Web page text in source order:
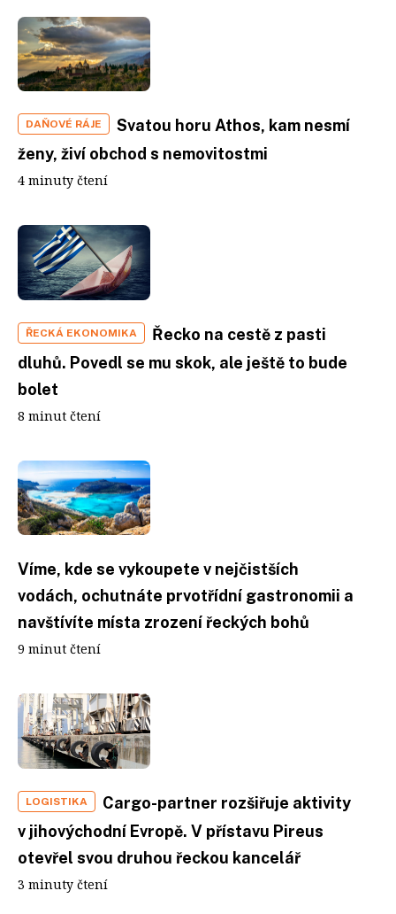
DAŇOVÉ RÁJE
Svatou horu Athos, kam nesmí
ženy, živí obchod s nemovitostmi
4 minuty čtení
ŘECKÁ EKONOMIKA
Řecko na cestě z pasti
dluhů. Povedl se mu skok, ale ještě to bude
bolet
8 minut čtení
Víme, kde se vykoupete v nejčistších
vodách, ochutnáte prvotřídní gastronomii a
navštívíte místa zrození řeckých bohů
9 minut čtení
LOGISTIKA
Cargo-partner rozšiřuje aktivity
v jihovýchodní Evropě. V přístavu Pireus
otevřel svou druhou řeckou kancelář
3 minuty čtení